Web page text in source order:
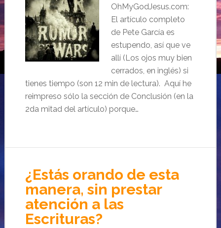
OhMyGodJesus.com:
El artículo completo
de Pete García es
estupendo, así que ve
allí (Los ojos muy bien
cerrados, en inglés) si
tienes tiempo (son 12 min de lectura). Aquí he
reimpreso sólo la sección de Conclusión (en la
2da mitad del artículo) porque…
¿Estás orando de esta
manera, sin prestar
atención a las
Escrituras?